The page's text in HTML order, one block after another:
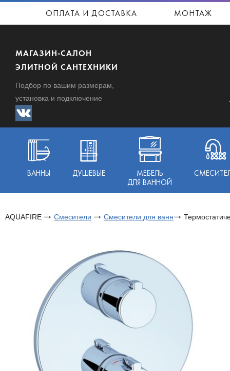
ОПЛАТА И ДОСТАВКА МОНТАЖ
МАГАЗИН-САЛОН
ЭЛИТНОЙ САНТЕХНИКИ
Подбор по вашим размерам,
установка и подключение
ВАННЫ ДУШЕВЫЕ
МЕБЕЛЬ
ДЛЯ ВАННОЙ
AQUAFIRE Смесители Смесители для ванн